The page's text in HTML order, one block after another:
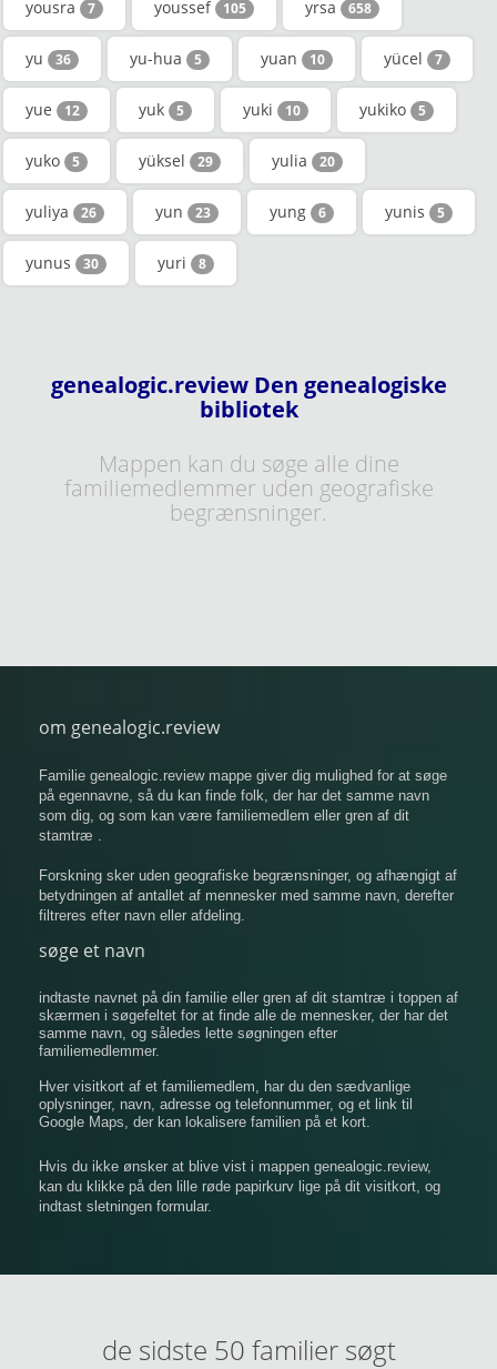
yousra 7 youssef 105 yrsa 658
yu 36 yu-hua 5 yuan 10 yücel 7
yue 12 yuk 5 yuki 10 yukiko 5
yuko 5 yüksel 29 yulia 20
yuliya 26 yun 23 yung 6 yunis 5
yunus 30 yuri 8
genealogic.review Den genealogiske
bibliotek
Mappen kan du søge alle dine
familiemedlemmer uden geografiske
begrænsninger.
om genealogic.review
Familie genealogic.review mappe giver dig mulighed for at søge
på egennavne, så du kan finde folk, der har det samme navn
som dig, og som kan være familiemedlem eller gren af ​​dit
stamtræ .
Forskning sker uden geografiske begrænsninger, og afhængigt af
betydningen af ​​antallet af mennesker med samme navn, derefter
filtreres efter navn eller afdeling.
søge et navn
indtaste navnet på din familie eller gren af ​​dit stamtræ i toppen af
​​skærmen i søgefeltet for at finde alle de mennesker, der har det
samme navn, og således lette søgningen efter
familiemedlemmer.
Hver visitkort af et familiemedlem, har du den sædvanlige
oplysninger, navn, adresse og telefonnummer, og et link til
Google Maps, der kan lokalisere familien på et kort.
Hvis du ikke ønsker at blive vist i mappen genealogic.review,
kan du klikke på den lille røde papirkurv lige på dit visitkort, og
indtast sletningen formular.
de sidste 50 familier søgt